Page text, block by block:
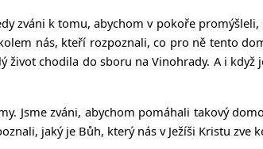
zváni k tomu, abychom v pokoře
nás, kteří rozpoznali, co pro ně tento
život chodila do sboru na Vinohrady. A i
Jsme zváni, abychom pomáhali takový
jaký je Bůh, který nás v Ježíši Kristu zve